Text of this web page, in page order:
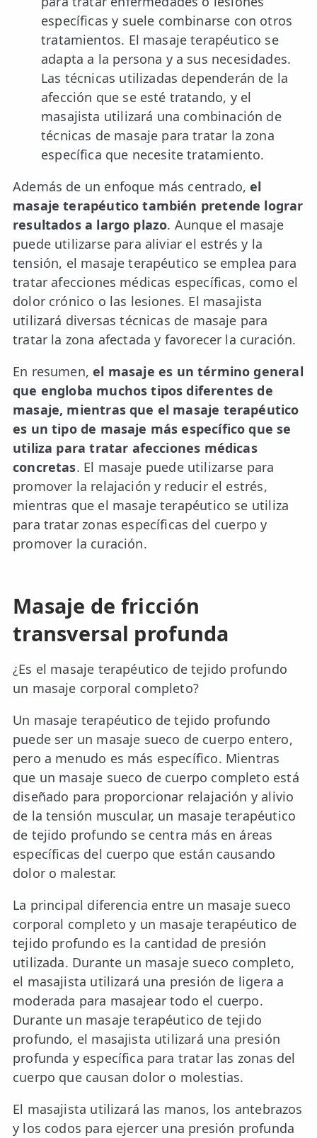
específicas y suele combinarse con otros
tratamientos. El masaje terapéutico se
adapta a la persona y a sus necesidades.
Las técnicas utilizadas dependerán de la
afección que se esté tratando, y el
masajista utilizará una combinación de
técnicas de masaje para tratar la zona
específica que necesite tratamiento.
Además de un enfoque más centrado,el
masaje terapéutico también pretende lograr
resultados a largo plazo. Aunque el masaje
puede utilizarse para aliviar el estrés y la
tensión, el masaje terapéutico se emplea para
tratar afecciones médicas específicas, como el
dolor crónico o las lesiones. El masajista
utilizará diversas técnicas de masaje para
tratar la zona afectada y favorecer la curación.
En resumen,el masaje es un término general
que engloba muchos tipos diferentes de
masaje, mientras que el masaje terapéutico
es un tipo de masaje más específico que se
utiliza para tratar afecciones médicas
concretas. El masaje puede utilizarse para
promover la relajación y reducir el estrés,
mientras que el masaje terapéutico se utiliza
para tratar zonas específicas del cuerpo y
promover la curación.
Masaje de fricción
transversal profunda
¿Es el masaje terapéutico de tejido profundo
un masaje corporal completo?
Un masaje terapéutico de tejido profundo
puede ser un masaje sueco de cuerpo entero,
pero a menudo es más específico. Mientras
que un masaje sueco de cuerpo completo está
diseñado para proporcionar relajación y alivio
de la tensión muscular, un masaje terapéutico
de tejido profundo se centra más en áreas
específicas del cuerpo que están causando
dolor o malestar.
La principal diferencia entre un masaje sueco
corporal completo y un masaje terapéutico de
tejido profundo es la cantidad de presión
utilizada. Durante un masaje sueco completo,
el masajista utilizará una presión de ligera a
moderada para masajear todo el cuerpo.
Durante un masaje terapéutico de tejido
profundo, el masajista utilizará una presión
profunda y específica para tratar las zonas del
cuerpo que causan dolor o molestias.
El masajista utilizará las manos, los antebrazos
y los codos para ejercer una presión profunda